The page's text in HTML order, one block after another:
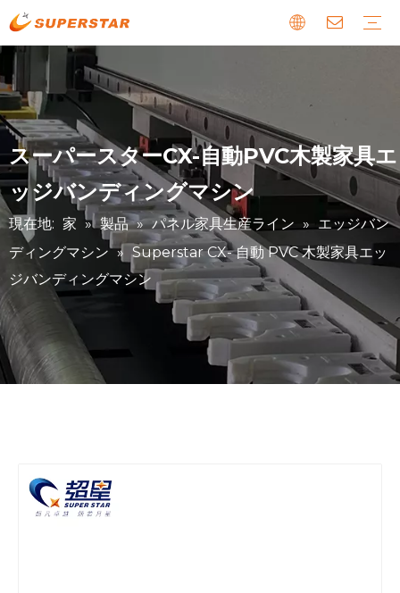
スーパースターCX-自動PVC木製家具エ
ッジバンディングマシン
現在地: 家 » 製品 » パネル家具生産ライン » エッジバン
ディングマシン » Superstar CX- 自動 PVC 木製家具エッ
ジバンディングマシン